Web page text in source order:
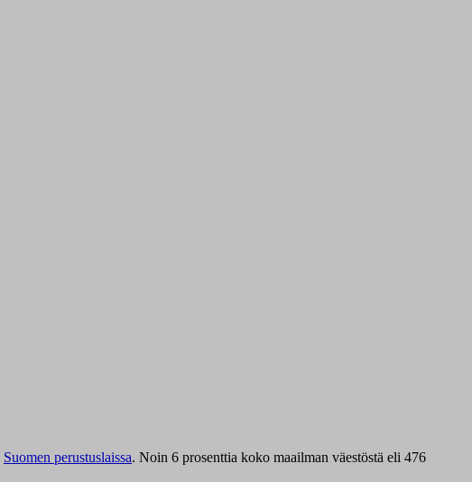
Suomen perustuslaissa. Noin 6 prosenttia koko maailman väestöstä eli 476